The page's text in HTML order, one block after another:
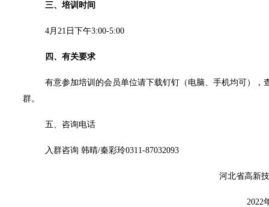
三、培训时间
4月 21 日 下午3:00-5:00
四、有关要求
有意参加培训的会员单位请下载钉钉（电脑、手机均可），
群。
五、咨询电话
入群咨询 韩晴/秦彩玲0311-87032093
河北省高新
2022